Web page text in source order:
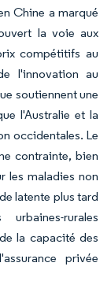
Chine a marqué
la voie aux
compétitifs au
l'innovation au
soutiennent une
l'Australie et la
occidentales. Le
contrainte, bien
les maladies non
latente plus tard
rurales
la capacité des
privée